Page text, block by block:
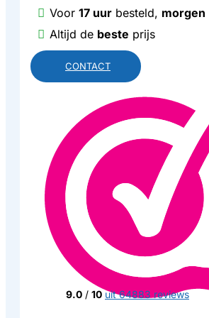
Voor 17 uur besteld, morgen
Altijd de beste prijs
CONTACT
9.0 / 10 uit 64883 reviews